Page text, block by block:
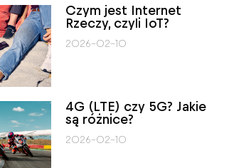
Czym jest Internet
Rzeczy, czyli IoT?
2026-02-10
4G (LTE) czy 5G? Jakie
są różnice?
2026-02-10